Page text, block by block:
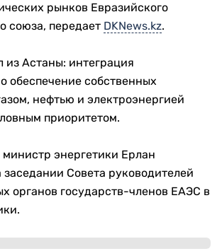
рынков Евразийского
союза, передает DKNews.kz.
из Астаны: интеграция
обеспечение собственных
нефтью и электроэнергией
приоритетом.
министр энергетики Ерлан
Совета руководителей
органов государств-членов ЕАЭС в